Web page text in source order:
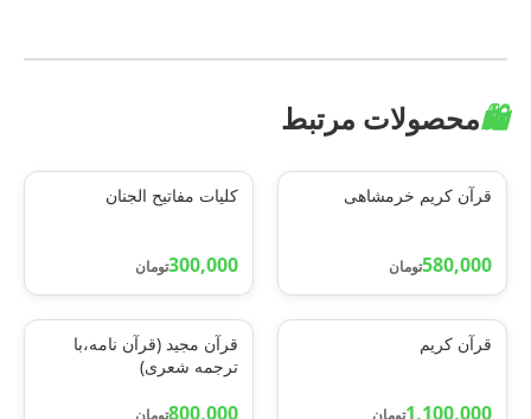
🛍️محصولات مرتبط
قرآن کریم خرمشاهی
580,000تومان
کلیات مفاتیح الجنان
300,000تومان
قرآن کریم
1,100,000
قرآن مجید (قرآن نامه،با
ترجمه شعری)
800,000